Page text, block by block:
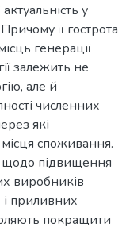
у
її гострота
генерації
залежить не
але й
численних
які
споживання.
щодо підвищення
виробників
і приливних
покращити